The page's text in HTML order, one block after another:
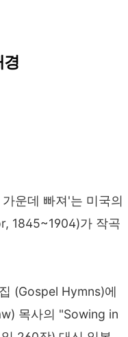
운데 빠져'는 미국의
1845~1904)가 작곡
(Gospel Hymns)에
목사의 "Sowing in